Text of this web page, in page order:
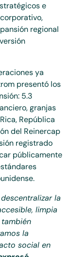
e
regional
ya
presentó los
5.3
granjas
República
del Reinercap
registrado
públicamente
la
limpia
la
social en